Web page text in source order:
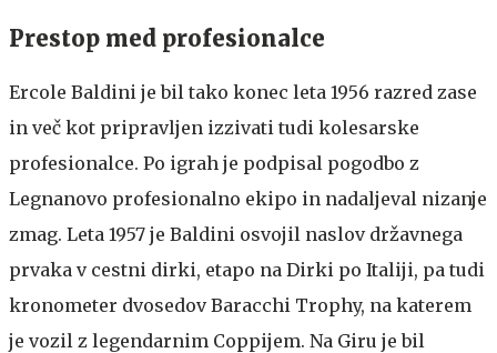
Prestop med profesionalce
Ercole Baldini je bil tako konec leta 1956 razred zase
in več kot pripravljen izzivati tudi kolesarske ​​
profesionalce. Po igrah je podpisal pogodbo z
Legnanovo profesionalno ekipo in nadaljeval nizanje
zmag. Leta 1957 je Baldini osvojil naslov državnega
prvaka v cestni dirki, etapo na Dirki po Italiji, pa tudi
kronometer dvosedov Baracchi Trophy, na katerem
je vozil z legendarnim Coppijem. Na Giru je bil